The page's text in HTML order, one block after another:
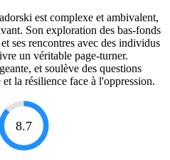
est complexe et ambivalent,
Son exploration des bas-fonds
ses rencontres avec des individus
un véritable page-turner.
et soulève des questions
la résilience face à l'oppression.
8.7